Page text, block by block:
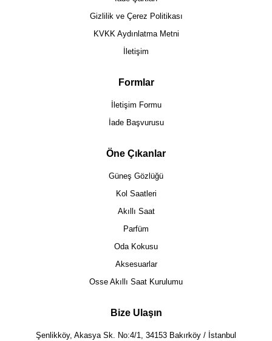
Gizlilik ve Çerez Politikası
KVKK Aydınlatma Metni
İletişim
Formlar
İletişim Formu
İade Başvurusu
Öne Çıkanlar
Güneş Gözlüğü
Kol Saatleri
Akıllı Saat
Parfüm
Oda Kokusu
Aksesuarlar
Osse Akıllı Saat Kurulumu
Bize Ulaşın
Şenlikköy, Akasya Sk. No:4/1, 34153 Bakırköy / İstanbul